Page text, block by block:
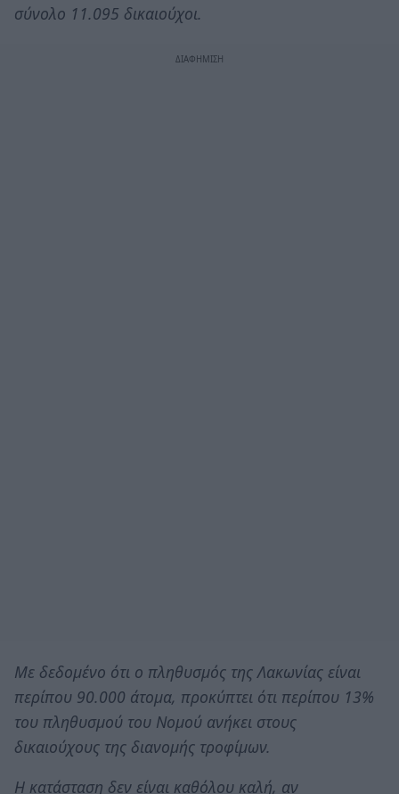
σύνολο 11.095 δικαιούχοι.
Με δεδομένο ότι ο πληθυσμός της Λακωνίας είναι
περίπου 90.000 άτομα, προκύπτει ότι περίπου 13%
του πληθυσμού του Νομού ανήκει στους
δικαιούχους της διανομής τροφίμων.
Η κατάσταση δεν είναι καθόλου καλή, αν